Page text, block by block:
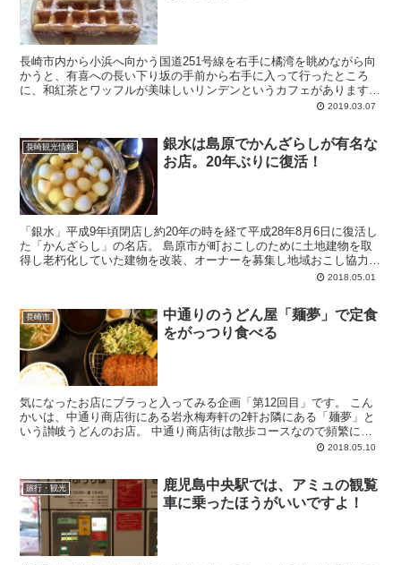
長崎市内から小浜へ向かう国道251号線を右手に橘湾を眺めながら向
かうと、有喜への長い下り坂の手前から右手に入って行ったところ
に、和紅茶とワッフルが美味しいリンデンというカフェがあります。
2019.03.07
長崎観光情報
銀水は島原でかんざらしが有名な
お店。20年ぶりに復活！
「銀水」平成9年頃閉店し約20年の時を経て平成28年8月6日に復活し
た「かんざらし」の名店。 島原市が町おこしのために土地建物を取
得し老朽化していた建物を改装、オーナーを募集し地域おこし協力隊
2018.05.01
長崎市
中通りのうどん屋「麺夢」で定食
をがっつり食べる
気になったお店にブラっと入ってみる企画「第12回目」です。 こん
かいは、中通り商店街にある岩永梅寿軒の2軒お隣にある「麺夢」と
いう讃岐うどんのお店。 中通り商店街は散歩コースなので頻繁に歩
2018.05.10
旅行・観光
鹿児島中央駅では、アミュの観覧
車に乗ったほうがいいですよ！